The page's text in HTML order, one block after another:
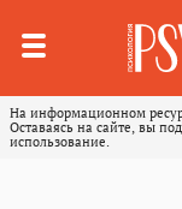
На информационном
Оставаясь на сайте, вы
использование.